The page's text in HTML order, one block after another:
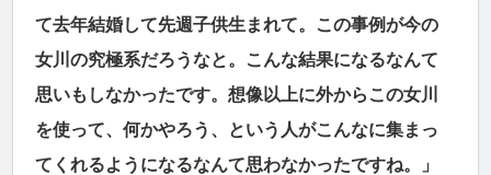
て去年結婚して先週子供生まれて。この事例が今の
女川の究極系だろうなと。こんな結果になるなんて
思いもしなかったです。想像以上に外からこの女川
を使って、何かやろう、という人がこんなに集まっ
てくれるようになるなんて思わなかったですね。」